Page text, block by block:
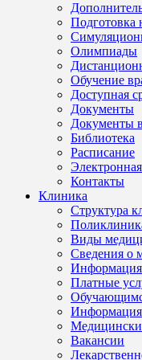
Подготовка
Олимпиады
Обучение
Доступная
Документы
Библиотека
Расписание
Контакты
Клиника
Структура
Виды
Сведения о
Информация
Платные
Информация
Вакансии